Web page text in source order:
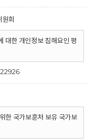
원회
대한 개인정보 침해요인 평
22926
한 국가보훈처 보유 국가보